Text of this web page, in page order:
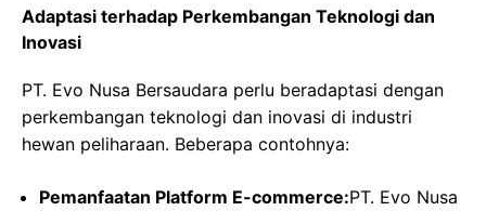
Adaptasi terhadap Perkembangan Teknologi dan
Inovasi
PT. Evo Nusa Bersaudara perlu beradaptasi dengan
perkembangan teknologi dan inovasi di industri
hewan peliharaan. Beberapa contohnya:
Pemanfaatan Platform E-commerce:PT. Evo Nusa